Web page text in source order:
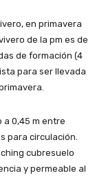
en primavera
de la pm es de
de formación (4
para ser llevada
a 0,45 m entre
para circulación.
cubresuelo
y permeable al